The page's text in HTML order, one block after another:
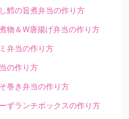
鱈の旨煮弁当の作り方
物＆W唐揚げ弁当の作り方
弁当の作り方
の作り方
巻き弁当の作り方
ずランチボックスの作り方